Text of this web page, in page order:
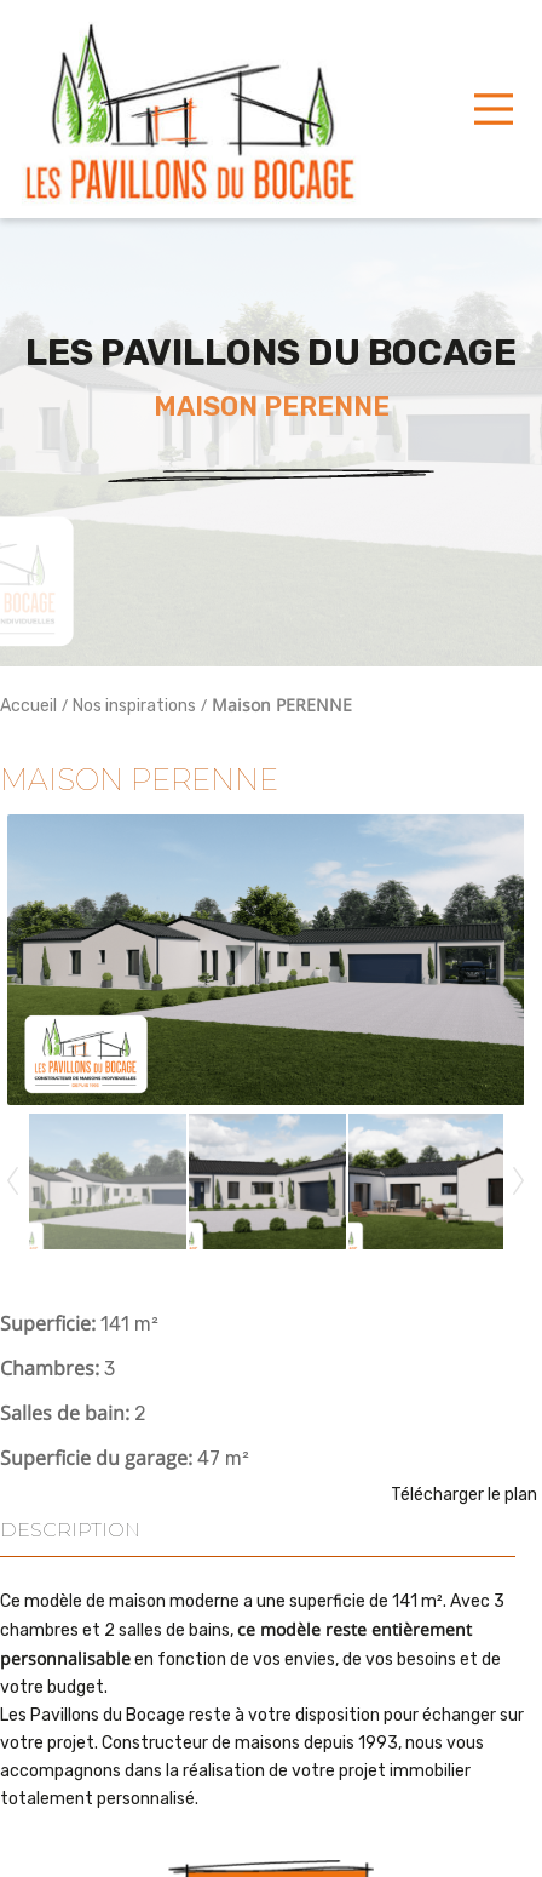
LES PAVILLONS DU BOCAGE
MAISON PERENNE
Accueil / Nos inspirations / Maison PERENNE
MAISON PERENNE
Superficie: 141 m²
Chambres: 3
Salles de bain: 2
Superficie du garage: 47 m²
Télécharger le plan
DESCRIPTION
Ce modèle de maison moderne a une superficie de 141 m². Avec 3
chambres et 2 salles de bains,ce modèle reste entièrement
personnalisableen fonction de vos envies, de vos besoins et de
votre budget.
Les Pavillons du Bocage reste à votre disposition pour échanger sur
votre projet. Constructeur de maisons depuis 1993, nous vous
accompagnons dans la réalisation de votre projet immobilier
totalement personnalisé.